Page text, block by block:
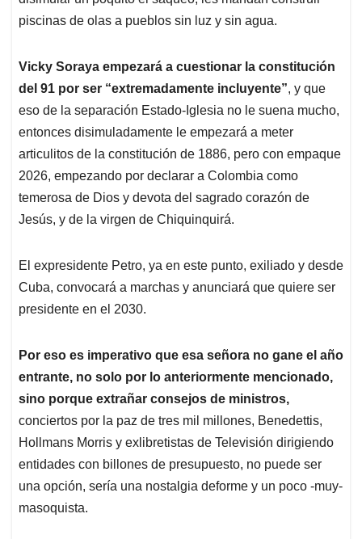
piscinas de olas a pueblos sin luz y sin agua.
Vicky Soraya empezará a cuestionar la constitución
del 91 por ser “extremadamente incluyente”, y que
eso de la separación Estado-Iglesia no le suena mucho,
entonces disimuladamente le empezará a meter
articulitos de la constitución de 1886, pero con empaque
2026, empezando por declarar a Colombia como
temerosa de Dios y devota del sagrado corazón de
Jesús, y de la virgen de Chiquinquirá.
El expresidente Petro, ya en este punto, exiliado y desde
Cuba, convocará a marchas y anunciará que quiere ser
presidente en el 2030.
Por eso es imperativo que esa señora no gane el año
entrante, no solo por lo anteriormente mencionado,
sino porque extrañar consejos de ministros,
conciertos por la paz de tres mil millones, Benedettis,
Hollmans Morris y exlibretistas de Televisión dirigiendo
entidades con billones de presupuesto, no puede ser
una opción, sería una nostalgia deforme y un poco -muy-
masoquista.